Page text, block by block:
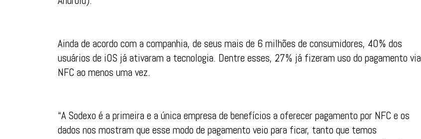
Ainda de acordo com a companhia, de seus mais de 6 milhões de consumidores, 40% dos
usuários de iOS já ativaram a tecnologia. Dentre esses, 27% já fizeram uso do pagamento via
NFC ao menos uma vez.
“A Sodexo é a primeira e a única empresa de benefícios a oferecer pagamento por NFC e os
dados nos mostram que esse modo de pagamento veio para ficar, tanto que temos